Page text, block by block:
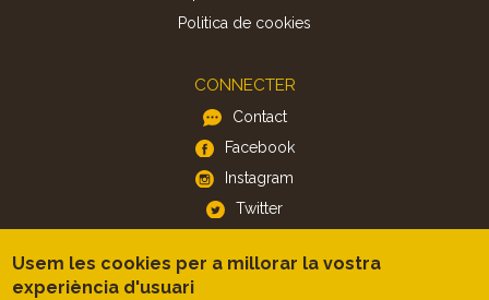
Politica de cookies
CONNECTER
Contact
Facebook
Instagram
Twitter
APP
Usem les cookies per a millorar la vostra
experiència d'usuari